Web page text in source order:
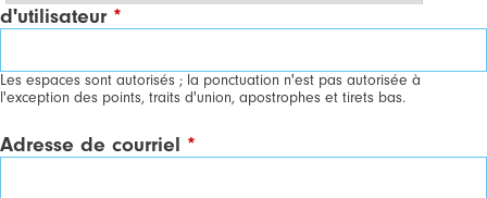
d'utilisateur *
Les espaces sont autorisés ; la ponctuation n'est pas autorisée à
l'exception des points, traits d'union, apostrophes et tirets bas.
Adresse de courriel *